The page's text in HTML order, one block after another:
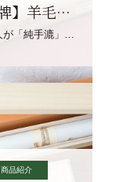
【鳳王牌】羊毛筆×濃墨での揮毫に最適な宣紙系画仙紙
熟練の職人が「純手漉」で漉きあげる書画紙。宣紙を好まれるお客様向けの棉料単宣に漉きあげました。
商品紹介